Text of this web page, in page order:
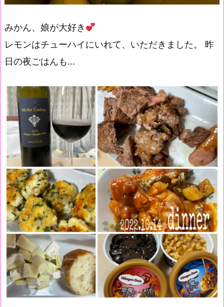
みかん、娘が大好き
レモンはチューハイにいれて、いただきました。 昨
日の夜ごはんも…